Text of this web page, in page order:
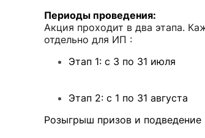
Периоды проведения:
Акция проходит в два этапа.
отдельно для ИП :
Этап 1: с 3 по 31 июля
Этап 2: с 1 по 31 августа
Розыгрыш призов и